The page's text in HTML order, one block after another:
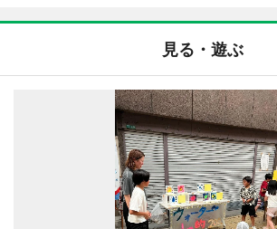
見る・遊ぶ